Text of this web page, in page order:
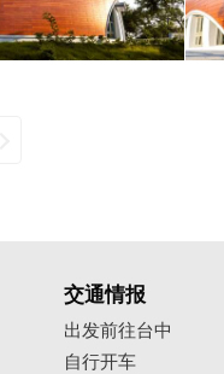
交通情报
出发前往台中
自行开车